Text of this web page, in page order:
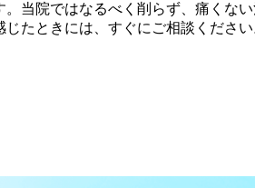
。当院ではなるべく削らず、痛くな
たときには、すぐにご相談ください